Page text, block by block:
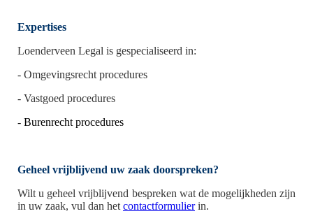
Expertises
Loenderveen Legal is gespecialiseerd in:
- Omgevingsrecht procedures
- Vastgoed procedures
- Burenrecht procedures
Geheel vrijblijvend uw zaak doorspreken?
Wilt u geheel vrijblijvend bespreken wat de mogelijkheden zijn
in uw zaak, vul dan het contactformulierin.